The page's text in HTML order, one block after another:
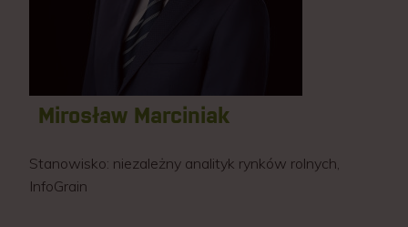
Mirosław Marciniak
Stanowisko: niezależny analityk rynków rolnych,
InfoGrain